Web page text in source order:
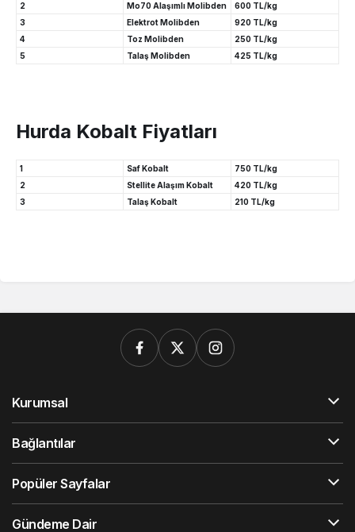
2
Mo70 Alaşımlı Molibden
600 TL/kg
3
Elektrot Molibden
920 TL/kg
4
Toz Molibden
250 TL/kg
5
Talaş Molibden 425 TL/kg
Hurda Kobalt Fiyatları
1 Saf Kobalt
750 TL/kg
2
Stellite Alaşım Kobalt
420 TL/kg
3
Talaş Kobalt 210 TL/kg
Kurumsal
Bağlantılar
Popüler Sayfalar
Gündeme Dair